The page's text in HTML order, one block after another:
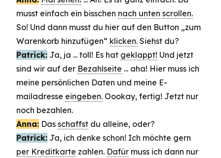
musst einfach ein bisschen nach unten scrollen.
So! Und dann musst du hier auf den Button „zum
Warenkorb hinzufügen“ klicken. Siehst du?
Patrick: Ja, ja ... toll! Es hat geklappt! Und jetzt
sind wir auf der Bezahlseite ... aha! Hier muss ich
meine persönlichen Daten und meine E-
mailadresse eingeben. Oookay, fertig! Jetzt nur
noch bezahlen.
Anna: Das schaffst du alleine, oder?
Patrick: Ja, ich denke schon! Ich möchte gern
per Kreditkarte zahlen. Dafür muss ich dann nur